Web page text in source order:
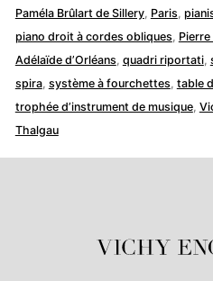
Paméla Brûlart de Sillery, Paris,
piano droit à cordes obliques, Pierre
Adélaïde d’Orléans, quadri riportati,
spira, système à fourchettes, table
trophée d’instrument de musique,
Thalgau